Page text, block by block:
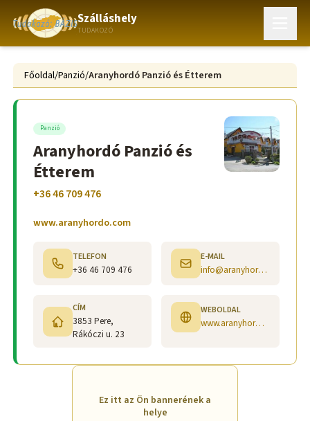
Szálláshely
TUDAKOZÓ
Főoldal/Panzió/Aranyhordó Panzió és Étterem
Panzió
Aranyhordó Panzió és
Étterem
+36 46 709 476
www.aranyhordo.com
TELEFON
+36 46 709 476
E-MAIL
info@aranyhordo.com
CÍM
3853 Pere,
Rákóczi u. 23
WEBOLDAL
www.aranyhordo.com
Ez itt az Ön bannerének a
helye